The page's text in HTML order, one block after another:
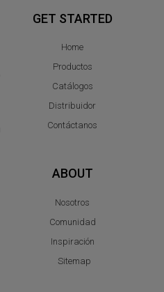
GET STARTED
Home
Productos
Catálogos
Distribuidor
Contáctanos
ABOUT
Nosotros
Comunidad
Inspiración
Sitemap